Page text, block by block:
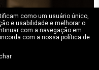
como um usuário único,
e usabilidade e melhorar o
com a navegação em
com a nossa política de